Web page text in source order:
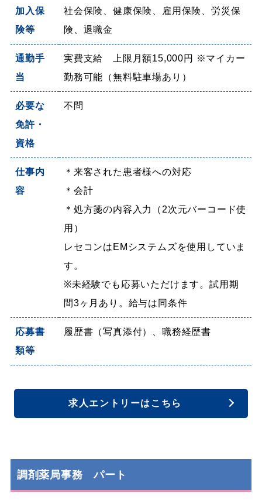
加入保
険等
社会保険、健康保険、雇用保険、労災保
険、退職金
通勤手
当
実費支給 上限月額15,000円 ※マイカー
勤務可能（無料駐車場あり）
必要な
免許・
資格
不問
仕事内
容
＊来客された患者様への対応
＊会計
＊処方箋の内容入力（2次元バーコード使
用）
レセコンはEMシステムズを使用していま
す。
※未経験でも応募いただけます。試用期
間3ヶ月あり。給与は同条件
応募書
類等
履歴書（写真添付）、職務経歴書
求人エントリーはこちら
調剤薬局事務 パート